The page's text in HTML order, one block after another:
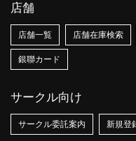
店舗
店舗一覧 店舗在庫検索
銀聯カード
サークル向け
サークル委託案内 新規登